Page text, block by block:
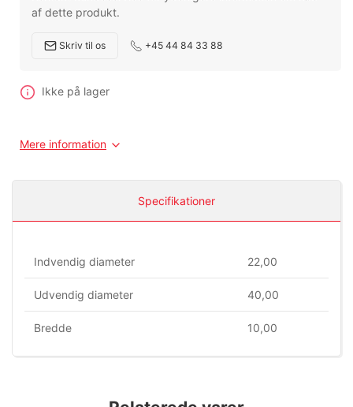
af dette produkt.
Skriv til os +45 44 84 33 88
Ikke på lager
Mere information
Specifikationer
Indvendig diameter 22,00
Udvendig diameter 40,00
Bredde 10,00